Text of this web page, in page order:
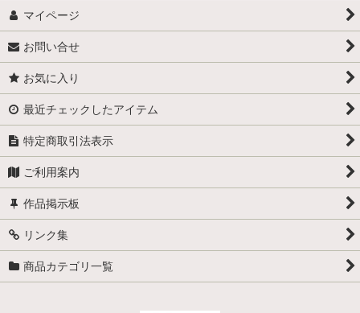
マイページ
お問い合せ
お気に入り
最近チェックしたアイテム
特定商取引法表示
ご利用案内
作品掲示板
リンク集
商品カテゴリ一覧